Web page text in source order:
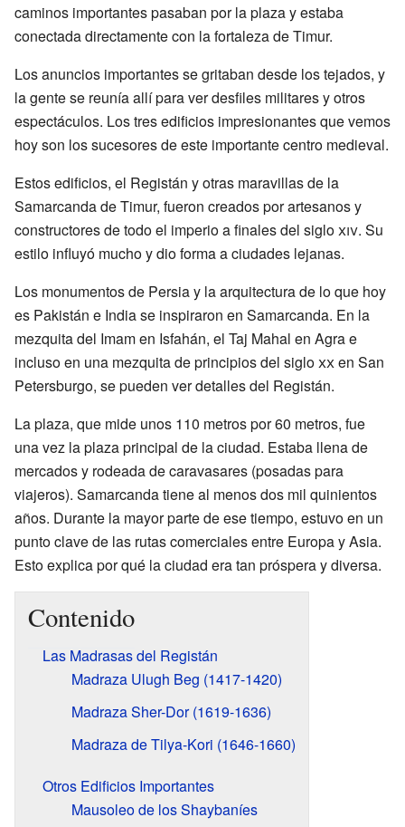
caminos importantes pasaban por la plaza y estaba
conectada directamente con la fortaleza de Timur.
Los anuncios importantes se gritaban desde los tejados, y
la gente se reunía allí para ver desfiles militares y otros
espectáculos. Los tres edificios impresionantes que vemos
hoy son los sucesores de este importante centro medieval.
Estos edificios, el Registán y otras maravillas de la
Samarcanda de Timur, fueron creados por artesanos y
constructores de todo el imperio a finales del sigloxiv. Su
estilo influyó mucho y dio forma a ciudades lejanas.
Los monumentos de Persia y la arquitectura de lo que hoy
es Pakistán e India se inspiraron en Samarcanda. En la
mezquita del Imam en Isfahán, el Taj Mahal en Agra e
incluso en una mezquita de principios del sigloxxen San
Petersburgo, se pueden ver detalles del Registán.
La plaza, que mide unos 110 metros por 60 metros, fue
una vez la plaza principal de la ciudad. Estaba llena de
mercados y rodeada de caravasares (posadas para
viajeros). Samarcanda tiene al menos dos mil quinientos
años. Durante la mayor parte de ese tiempo, estuvo en un
punto clave de las rutas comerciales entre Europa y Asia.
Esto explica por qué la ciudad era tan próspera y diversa.
Contenido
Las Madrasas del Registán
Madraza Ulugh Beg (1417-1420)
Madraza Sher-Dor (1619-1636)
Madraza de Tilya-Kori (1646-1660)
Otros Edificios Importantes
Mausoleo de los Shaybaníes